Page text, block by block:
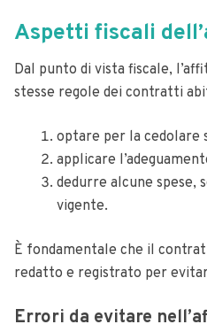
Aspetti fiscali
Dal punto di vista fiscale,
stesse regole dei contratti
optare per la cedolare
applicare
dedurre alcune spese,
vigente.
È fondamentale che il
redatto e registrato per
Errori da evitare